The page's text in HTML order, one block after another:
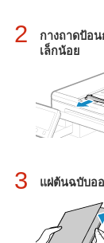
2
กางถาดป้อ
เล็กน้อย
3 แผ่ต้นฉบับอ